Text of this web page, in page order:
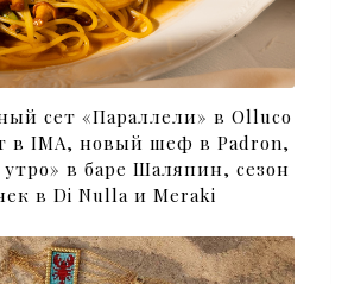
сет «Параллели» в Olluco
в IMA, новый шеф в Padron,
в баре Шаляпин, сезон
в Di Nulla и Meraki